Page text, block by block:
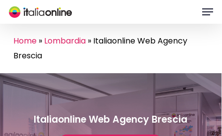
Skip
main
content
Home» Lombardia» Italiaonline Web Agency
Brescia
Italiaonline Web Agency Brescia